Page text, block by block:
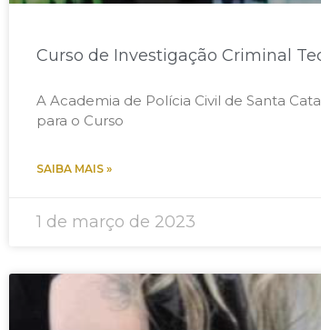
Curso de Investigação Criminal
A Academia de Polícia Civil de Santa
para o Curso
SAIBA MAIS »
1 de março de 2023